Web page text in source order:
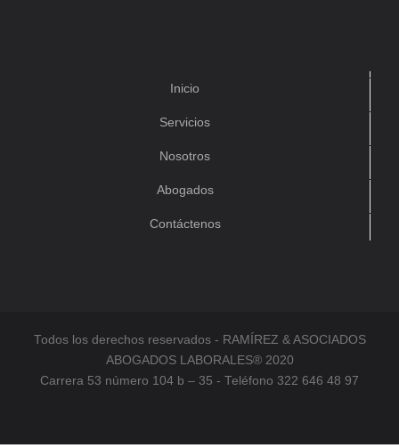
Inicio
Servicios
Nosotros
Abogados
Contáctenos
Todos los derechos reservados - RAMÍREZ & ASOCIADOS
ABOGADOS LABORALES® 2020
Carrera 53 número 104 b – 35 - Teléfono 322 646 48 97